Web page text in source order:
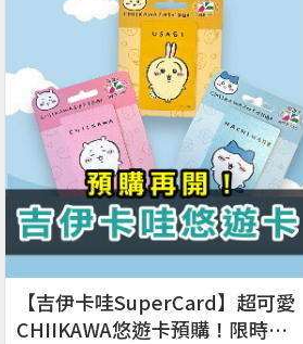
【吉伊卡哇SuperCard】超可愛
CHIIKAWA悠遊卡預購！限時不